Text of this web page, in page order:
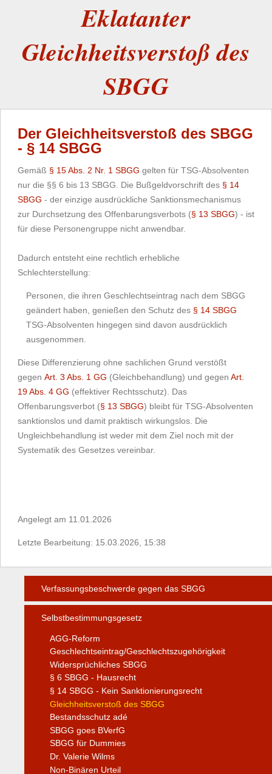
Eklatanter
Gleichheitsverstoß des
SBGG
Der Gleichheitsverstoß des SBGG
- § 14 SBGG
Gemäß § 15 Abs. 2 Nr. 1 SBGG gelten für TSG-Absolventen
nur die §§ 6 bis 13 SBGG. Die Bußgeldvorschrift des § 14
SBGG - der einzige ausdrückliche Sanktionsmechanismus
zur Durchsetzung des Offenbarungsverbots (§ 13 SBGG) - ist
für diese Personengruppe nicht anwendbar.
Dadurch entsteht eine rechtlich erhebliche
Schlechterstellung:
Personen, die ihren Geschlechtseintrag nach dem SBGG
geändert haben, genießen den Schutz des § 14 SBGG
TSG-Absolventen hingegen sind davon ausdrücklich
ausgenommen.
Diese Differenzierung ohne sachlichen Grund verstößt
gegen Art. 3 Abs. 1 GG (Gleichbehandlung) und gegen Art.
19 Abs. 4 GG (effektiver Rechtsschutz). Das
Offenbarungsverbot (§ 13 SBGG) bleibt für TSG-Absolventen
sanktionslos und damit praktisch wirkungslos. Die
Ungleichbehandlung ist weder mit dem Ziel noch mit der
Systematik des Gesetzes vereinbar.
Angelegt am 11.01.2026
Letzte Bearbeitung: 15.03.2026, 15:38
Verfassungsbeschwerde gegen das SBGG
Selbstbestimmungsgesetz
AGG-Reform
Geschlechtseintrag/Geschlechtszugehörigkeit
Widersprüchliches SBGG
§ 6 SBGG - Hausrecht
§ 14 SBGG - Kein Sanktionierungsrecht
Gleichheitsverstoß des SBGG
Bestandsschutz adé
SBGG goes BVerfG
SBGG für Dummies
Dr. Valerie Wilms
Non-Binären Urteil